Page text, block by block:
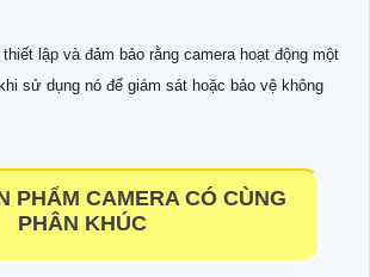
lập và đảm bảo rằng camera hoạt động một
sử dụng nó để giám sát hoặc bảo vệ không
PHẨM CAMERA CÓ CÙNG
PHÂN KHÚC